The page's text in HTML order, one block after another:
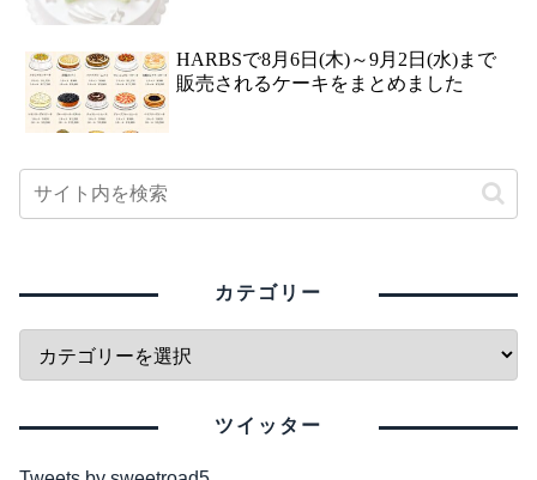
HARBSで8月6日(木)～9月2日(水)まで
販売されるケーキをまとめました
カテゴリー
ツイッター